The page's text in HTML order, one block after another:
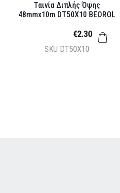
Ταινία Διπλής Όψης
48mmx10m DT50X10 BEOROL
SKU DT50X10
€2.30